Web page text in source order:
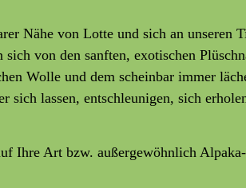
Nähe von Lotte und sich an unseren
von den sanften, exotischen
Wolle und dem scheinbar immer
lassen, entschleunigen, sich
Ihre Art bzw. außergewöhnlich